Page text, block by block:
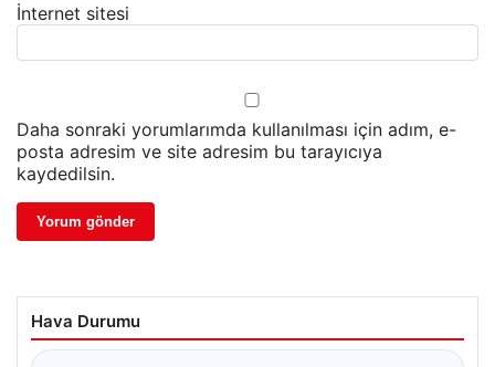
İnternet sitesi
Daha sonraki yorumlarımda kullanılması için adım, e-
posta adresim ve site adresim bu tarayıcıya
kaydedilsin.
Hava Durumu